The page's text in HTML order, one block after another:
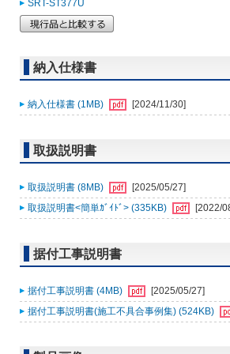
SRT-ST377U
納入仕様書
納入仕様書 (1MB) [2024/11/30]
取扱説明書
取扱説明書 (8MB)
[2025/05/27]
取扱説明書<簡単ｶﾞｲﾄﾞ> (335KB)
[2022/
据付工事説明書
据付工事説明書 (4MB)
[2025/05/27]
据付工事説明書(施工不具合事例集) (524KB)